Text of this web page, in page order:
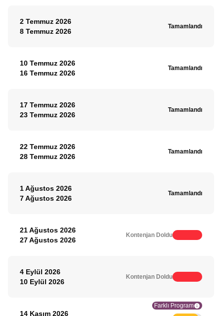
2 Temmuz 2026
8 Temmuz 2026
Tamamlandı
10 Temmuz 2026
16 Temmuz 2026
Tamamlandı
17 Temmuz 2026
23 Temmuz 2026
Tamamlandı
22 Temmuz 2026
28 Temmuz 2026
Tamamlandı
1 Ağustos 2026
7 Ağustos 2026
Tamamlandı
21 Ağustos 2026
27 Ağustos 2026
Kontenjan Doldu
4 Eylül 2026
10 Eylül 2026
Kontenjan Doldu
14 Kasım 2026
Farklı Program